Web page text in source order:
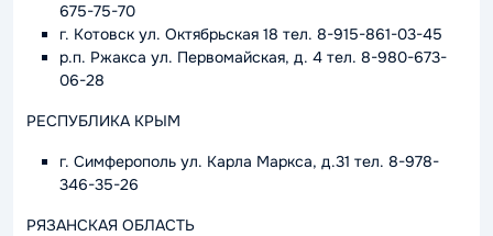
675-75-70
г. Котовск ул. Октябрьская 18 тел. 8-915-861-03-45
р.п. Ржакса ул. Первомайская, д. 4 тел. 8-980-673-
06-28
РЕСПУБЛИКА КРЫМ
г. Симферополь ул. Карла Маркса, д.31 тел. 8-978-
346-35-26
РЯЗАНСКАЯ ОБЛАСТЬ